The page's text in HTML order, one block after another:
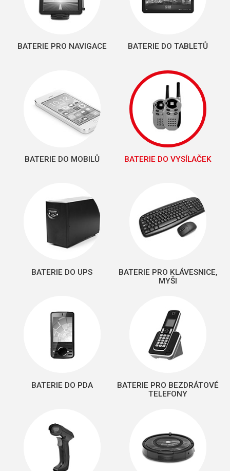
BATERIE PRO NAVIGACE BATERIE DO TABLETŮ
BATERIE DO MOBILŮ BATERIE DO VYSÍLAČEK
BATERIE DO UPS
BATERIE PRO KLÁVESNICE,
MYŠI
BATERIE DO PDA
BATERIE PRO BEZDRÁTOVÉ
TELEFONY